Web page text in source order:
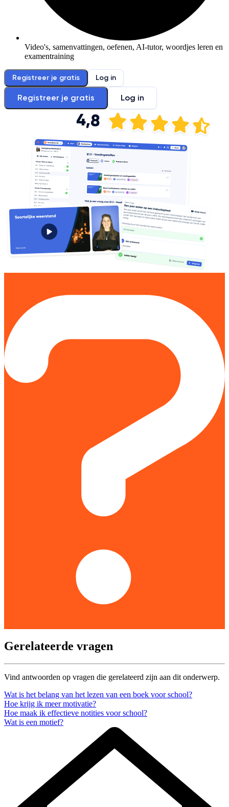
Video's, samenvattingen, oefenen, AI-tutor, woordjes leren en
examentraining
Registreer je gratis Log in
Registreer je gratis Log in
Gerelateerde vragen
Vind antwoorden op vragen die gerelateerd zijn aan dit onderwerp.
Wat is het belang van het lezen van een boek voor school?
Hoe krijg ik meer motivatie?
Hoe maak ik effectieve notities voor school?
Wat is een motief?